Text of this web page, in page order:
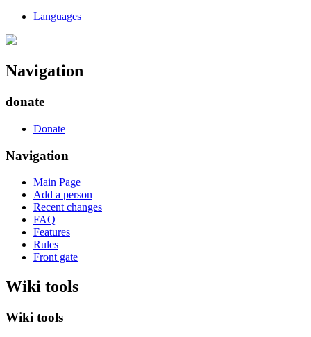
Languages
Navigation
donate
Donate
Navigation
Main Page
Add a person
Recent changes
FAQ
Features
Rules
Front gate
Wiki tools
Wiki tools